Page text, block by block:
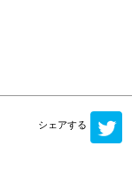
シェアする